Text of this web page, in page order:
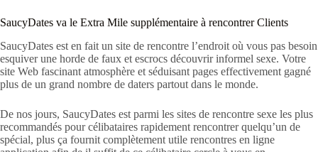
SaucyDates va le Extra Mile supplémentaire à rencontrer Clients
SaucyDates est en fait un site de rencontre l’endroit où vous pas besoin
esquiver une horde de faux et escrocs découvrir informel sexe. Votre
site Web fascinant atmosphère et séduisant pages effectivement gagné
plus de un grand nombre de daters partout dans le monde.
De nos jours, SaucyDates est parmi les sites de rencontre sexe les plus
recommandés pour célibataires rapidement rencontrer quelqu’un de
spécial, plus ça fournit complètement utile rencontres en ligne